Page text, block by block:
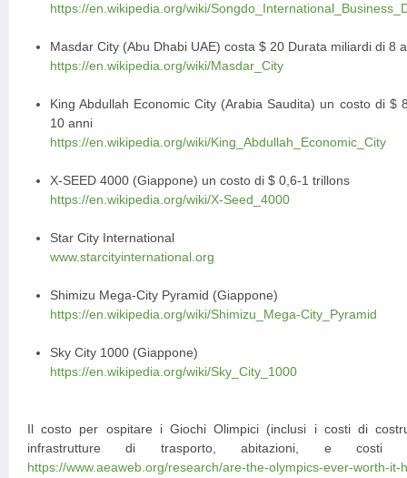
https://en.wikipedia.org/wiki/
Masdar City (Abu Dhabi UAE) costa $ 20 Durata miliardi di 8
https://en.wikipedia.org/wiki/Masdar_City
King Abdullah Economic City (Arabia Saudita) un costo di $
10 anni
https://en.wikipedia.org/wiki/King_Abdullah_Economic_City
X-SEED 4000 (Giappone) un costo di $ 0,6-1 trillons
https://en.wikipedia.org/wiki/X-Seed_4000
Star City International
www.starcityinternational.org
Shimizu Mega-City Pyramid (Giappone)
https://en.wikipedia.org/wiki/Shimizu_Mega-City_Pyramid
Sky City 1000 (Giappone)
https://en.wikipedia.org/wiki/Sky_City_1000
Il costo per ospitare i Giochi Olimpici (inclusi i costi di
infrastrutture di trasporto, abitazioni, e costi
https://www.aeaweb.org/research/are-the-olympics-ever-worth-it-